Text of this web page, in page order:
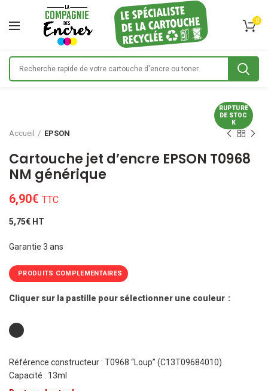
0
RUPTURE
DE STOC
K
Accueil EPSON
Cartouche jet d’encre EPSON T0968
NM générique
6,90€ TTC
5,75€ HT
Garantie 3 ans
PRODUITS COMPLEMENTAIRES
Cliquer sur la pastille pour sélectionner une couleur
Référence constructeur : T0968 “Loup” (C13T09684010)
Capacité : 13ml